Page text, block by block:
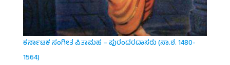
ಕರ್ನಾಟಕ ಸಂಗೀತ ಪಿತಾಮಹ – ಪುರಂದರದಾಸರು (ಸಾ.ಶ. 1480-
1564)